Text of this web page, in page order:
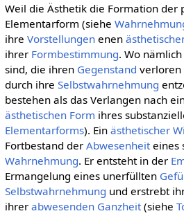
Weil die Ästhetik die Formation der
Elementarform (siehe
ihre Vorstellungenenen
ihrer Formbestimmung. Wo nämlich
sind, die ihren Gegenstand verloren
durch ihre Selbstwahrnehmung
bestehen als das Verlangen nach
ästhetischen Form ihres
Elementarforms). Ein ästhetischer
Fortbestand der Abwesenheiteines
Wahrnehmung. Er entsteht in der
Ermangelung eines unerfüllten
Selbstwahrnehmung und erstrebt
ihrer abwesenden Ganzheit(siehe